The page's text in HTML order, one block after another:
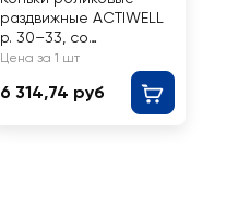
раздвижные ACTIWELL
р. 30–33, со
светящимся колесом,
Цена за 1 шт
6 314,74 руб